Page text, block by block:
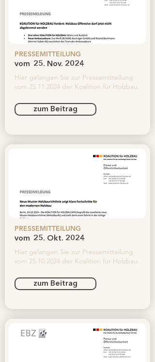
PRESSEMITTEILUNG
vom 25. Nov. 2024
Hier gelangen Sie zur Pressemitteilung
vom 25.11.2024 der Koalition für Holzbau.
zum Beitrag
PRESSEMITTEILUNG
vom 25. Okt. 2024
Hier gelangen Sie zur Pressemitteilung
vom 25.10.2024 der Koalition für Holzbau.
zum Beitrag